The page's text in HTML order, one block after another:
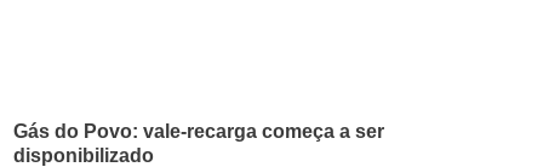
Gás do Povo: vale-recarga começa a ser
disponibilizado